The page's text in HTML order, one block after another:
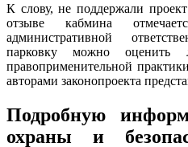
К слову, не поддержали
отзыве кабмина
административной
парковку можно оценить
правоприменительной
авторами законопроекта
Подробную
охраны и